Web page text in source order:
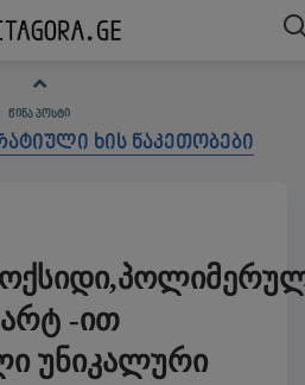
ᲬᲘᲜᲐ ᲞᲝᲡᲢᲘ
ხის ნაკეთობები
-ით
უნიკალური